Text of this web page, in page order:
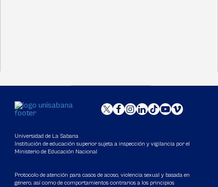
Universidad de La Sabana
Institución de educación superior sujeta a inspección y vigilancia por el
Ministerio de Educación Nacional
Protocolo de atención para casos de acoso, violencia sexual y basada en
género, así como de comportamientos contrarios a los principios